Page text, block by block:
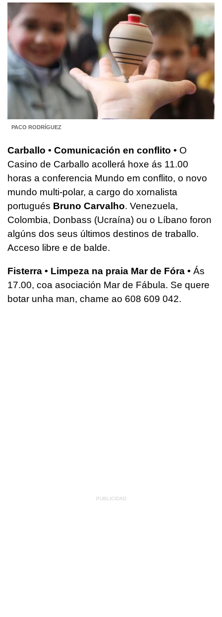
PACO RODRÍGUEZ
Carballo • Comunicación en conflito • O
Casino de Carballo acollerá hoxe ás 11.00
horas a conferencia Mundo em conflito, o novo
mundo multi-polar, a cargo do xornalista
portugués Bruno Carvalho. Venezuela,
Colombia, Donbass (Ucraína) ou o Líbano foron
algúns dos seus últimos destinos de traballo.
Acceso libre e de balde.
Fisterra • Limpeza na praia Mar de Fóra • Ás
17.00, coa asociación Mar de Fábula. Se quere
botar unha man, chame ao 608 609 042.